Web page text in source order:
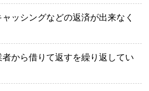
ャッシングなどの返済が出来なく
者から借りて返すを繰り返してい